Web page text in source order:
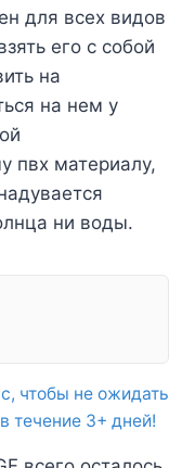
для всех видов
его с собой
на
на нем у
пвх материалу,
ни воды.
чтобы не ожидать
течение 3+ дней!